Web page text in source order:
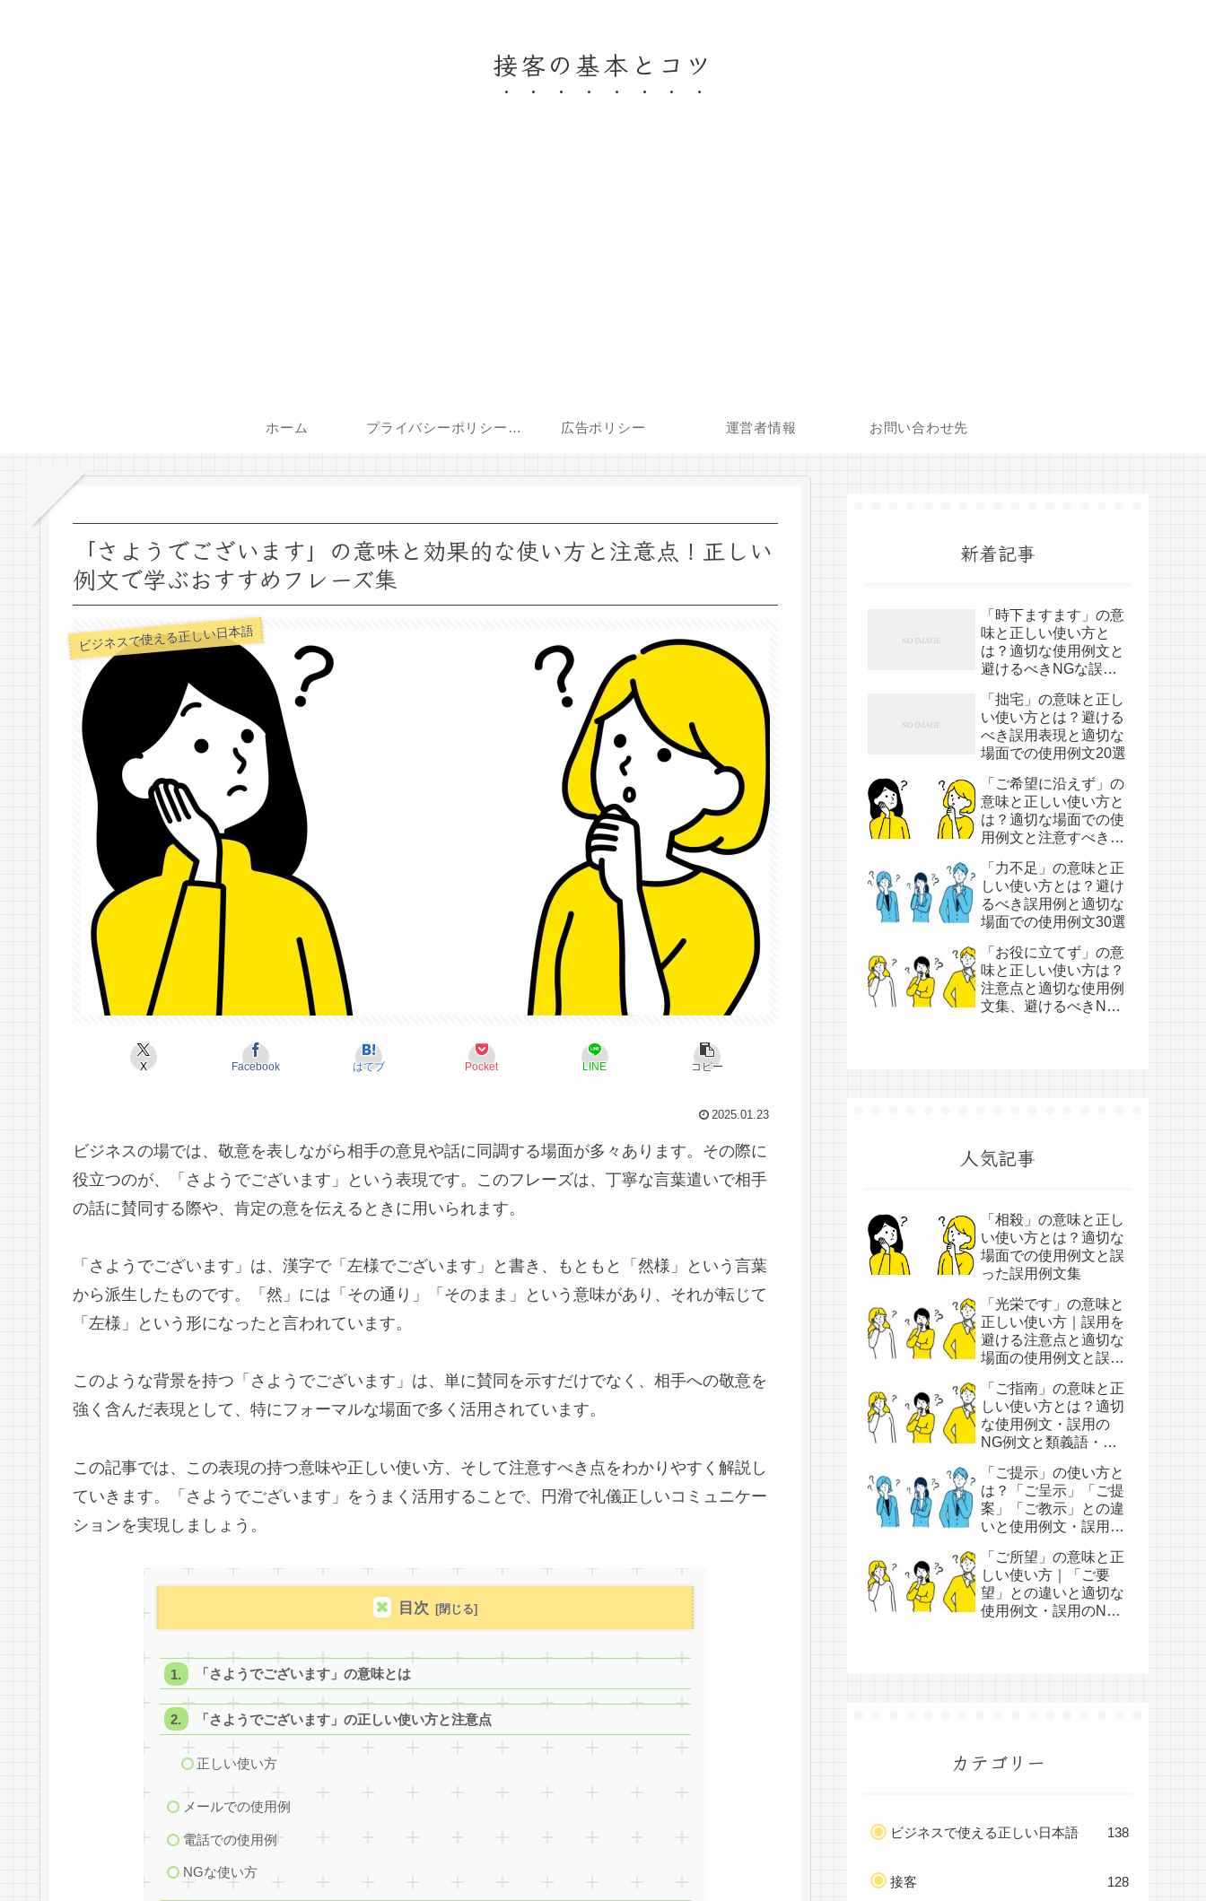
接客の基本とコツ
ホーム プライバシーポリシー・免責事項 広告ポリシー 運営者情報 お問い合わせ先
「さようでございます」の意味と効果的な使い方と注意点！正しい
例文で学ぶおすすめフレーズ集
ビジネスで使える正しい日本語
X Facebook はてブ Pocket LINE コピー
2025.01.23
ビジネスの場では、敬意を表しながら相手の意見や話に同調する場面が多々あります。その際に
役立つのが、「さようでございます」という表現です。このフレーズは、丁寧な言葉遣いで相手
の話に賛同する際や、肯定の意を伝えるときに用いられます。
「さようでございます」は、漢字で「左様でございます」と書き、もともと「然様」という言葉
から派生したものです。「然」には「その通り」「そのまま」という意味があり、それが転じて
「左様」という形になったと言われています。
このような背景を持つ「さようでございます」は、単に賛同を示すだけでなく、相手への敬意を
強く含んだ表現として、特にフォーマルな場面で多く活用されています。
この記事では、この表現の持つ意味や正しい使い方、そして注意すべき点をわかりやすく解説し
ていきます。「さようでございます」をうまく活用することで、円滑で礼儀正しいコミュニケー
ションを実現しましょう。
目次
「さようでございます」の意味とは
「さようでございます」の正しい使い方と注意点
正しい使い方
メールでの使用例
電話での使用例
NGな使い方
新着記事
「時下ますます」の意
味と正しい使い方と
は？適切な使用例文と
避けるべきNGな誤用
「拙宅」の意味と正し
い使い方とは？避ける
べき誤用表現と適切な
場面での使用例文20選
「ご希望に沿えず」の
意味と正しい使い方と
は？適切な場面での使
用例文と注意すべき
「力不足」の意味と正
しい使い方とは？避け
るべき誤用例と適切な
場面での使用例文30選
「お役に立てず」の意
味と正しい使い方は？
注意点と適切な使用例
文集、避けるべきNG
人気記事
「相殺」の意味と正し
い使い方とは？適切な
場面での使用例文と誤
った誤用例文集
「光栄です」の意味と
正しい使い方｜誤用を
避ける注意点と適切な
場面の使用例文と誤用
「ご指南」の意味と正
しい使い方とは？適切
な使用例文・誤用の
NG例文と類義語・類
「ご提示」の使い方と
は？「ご呈示」「ご提
案」「ご教示」との違
いと使用例文・誤用例
「ご所望」の意味と正
しい使い方｜「ご要
望」との違いと適切な
使用例文・誤用のNG
カテゴリー
ビジネスで使える正しい日本語 138
接客 128